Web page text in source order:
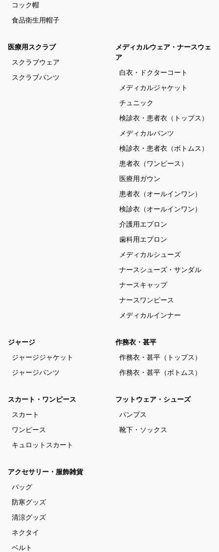
コック帽
食品衛生用帽子
医療用スクラブ
スクラブウェア
スクラブパンツ
メディカルウェア・ナースウェ
ア
白衣・ドクターコート
メディカルジャケット
チュニック
検診衣・患者衣（トップス）
メディカルパンツ
検診衣・患者衣（ボトムス）
患者衣（ワンピース）
医療用ガウン
患者衣（オールインワン）
検診衣（オールインワン）
介護用エプロン
歯科用エプロン
メディカルシューズ
ナースシューズ・サンダル
ナースキャップ
ナースワンピース
メディカルインナー
ジャージ
ジャージジャケット
ジャージパンツ
作務衣・甚平
作務衣・甚平（トップス）
作務衣・甚平（ボトムス）
スカート・ワンピース
スカート
ワンピース
キュロットスカート
フットウェア・シューズ
パンプス
靴下・ソックス
アクセサリー・服飾雑貨
バッグ
防寒グッズ
清涼グッズ
ネクタイ
ベルト